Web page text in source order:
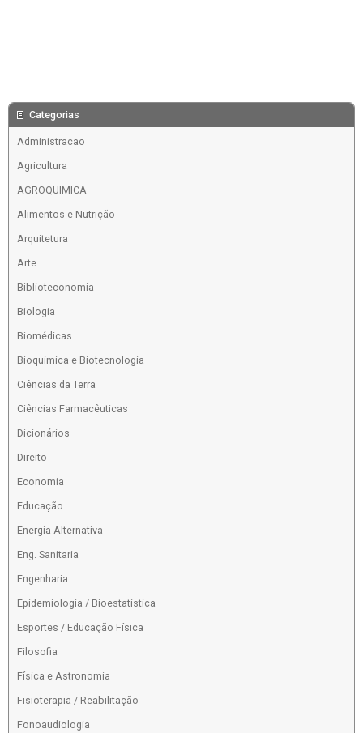
Categorias
Administracao
Agricultura
AGROQUIMICA
Alimentos e Nutrição
Arquitetura
Arte
Biblioteconomia
Biologia
Biomédicas
Bioquímica e Biotecnologia
Ciências da Terra
Ciências Farmacêuticas
Dicionários
Direito
Economia
Educação
Energia Alternativa
Eng. Sanitaria
Engenharia
Epidemiologia / Bioestatística
Esportes / Educação Física
Filosofia
Física e Astronomia
Fisioterapia / Reabilitação
Fonoaudiologia